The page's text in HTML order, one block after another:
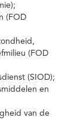
(FOD
(FOD
(SIOD);
en
van de